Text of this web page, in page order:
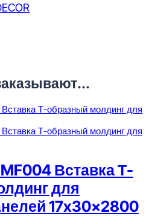
Вставка Т-
для
17x30x2800